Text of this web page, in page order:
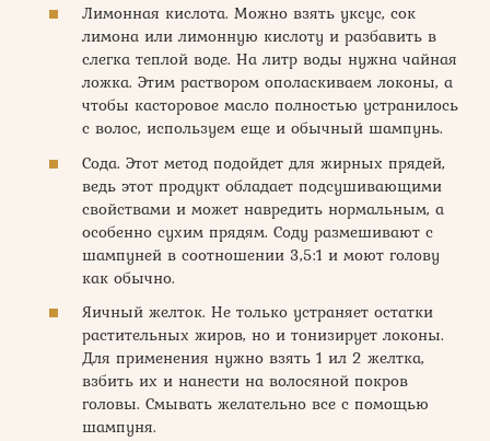
Лимонная кислота. Можно взять уксус, сок
лимона или лимонную кислоту и разбавить в
слегка теплой воде. На литр воды нужна чайная
ложка. Этим раствором ополаскиваем локоны, а
чтобы касторовое масло полностью устранилось
с волос, используем еще и обычный шампунь.
Сода. Этот метод подойдет для жирных прядей,
ведь этот продукт обладает подсушивающими
свойствами и может навредить нормальным, а
особенно сухим прядям. Соду размешивают с
шампуней в соотношении 3,5:1 и моют голову
как обычно.
Яичный желток. Не только устраняет остатки
растительных жиров, но и тонизирует локоны.
Для применения нужно взять 1 ил 2 желтка,
взбить их и нанести на волосяной покров
головы. Смывать желательно все с помощью
шампуня.